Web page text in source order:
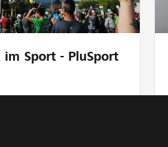
im Sport - PluSport